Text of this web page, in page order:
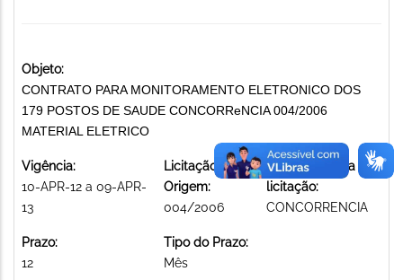
Objeto:
CONTRATO PARA MONITORAMENTO ELETRONICO DOS
179 POSTOS DE SAUDE CONCORReNCIA 004/2006
MATERIAL ELETRICO
Vigência:
10-APR-12 a 09-APR-
13
Licitação de
Origem:
004/2006
Modalidade da
licitação:
CONCORRENCIA
Prazo:
12
Tipo do Prazo:
Mês